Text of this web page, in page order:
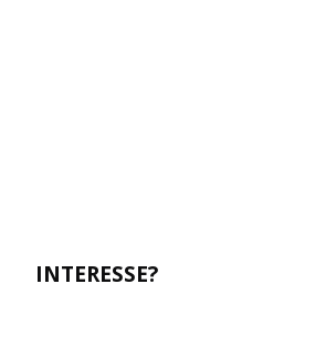
INTERESSE?